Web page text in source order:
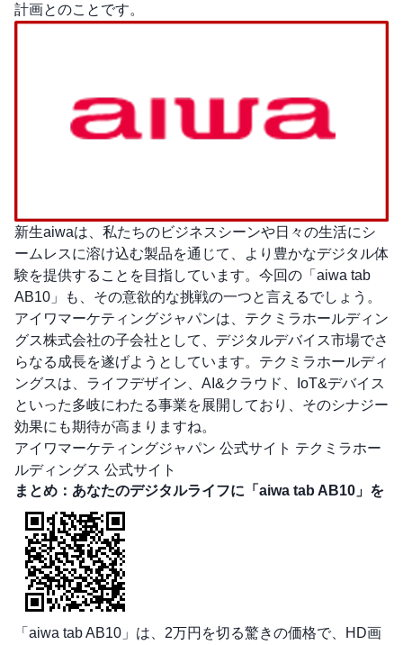
計画とのことです。
新生aiwaは、私たちのビジネスシーンや日々の生活にシ
ームレスに溶け込む製品を通じて、より豊かなデジタル体
験を提供することを目指しています。今回の「aiwa tab
AB10」も、その意欲的な挑戦の一つと言えるでしょう。
アイワマーケティングジャパンは、テクミラホールディン
グス株式会社の子会社として、デジタルデバイス市場でさ
らなる成長を遂げようとしています。テクミラホールディ
ングスは、ライフデザイン、AI&クラウド、IoT&デバイス
といった多岐にわたる事業を展開しており、そのシナジー
効果にも期待が高まりますね。
アイワマーケティングジャパン 公式サイト テクミラホー
ルディングス 公式サイト
まとめ：あなたのデジタルライフに「aiwa tab AB10」を
「aiwa tab AB10」は、2万円を切る驚きの価格で、HD画